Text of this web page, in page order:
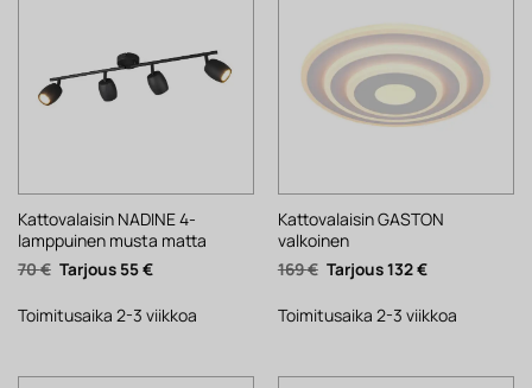
Kattovalaisin NADINE 4-
lamppuinen musta matta
70€ Alkuperäinen
hinta
70 €.
55€Nykyinen
55 €.
Toimitusaika 2-3 viikkoa
Kattovalaisin GASTON
valkoinen
169€ Alkuperäinen
hinta
169 €.
132€Nykyinen
132 €.
Toimitusaika 2-3 viikkoa